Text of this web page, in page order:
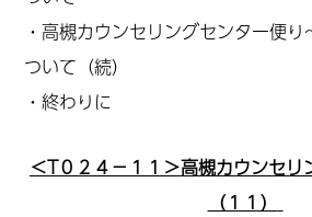
・高槻カウンセリングセンター便
ついて（続）
・終わりに
＜T０２４－１１＞高槻カウンセ
（１１）